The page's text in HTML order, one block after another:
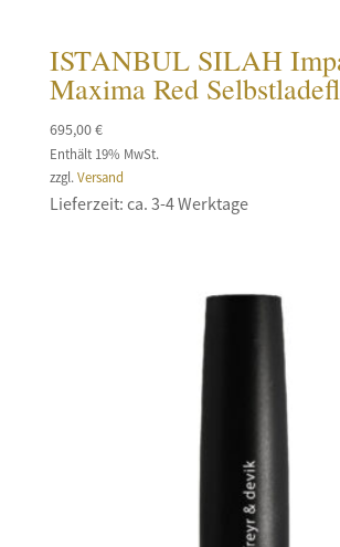
ISTANBUL SILAH
Maxima Red
695,00€
Enthält 19% MwSt.
zzgl.Versand
Lieferzeit: ca. 3-4 Werktage